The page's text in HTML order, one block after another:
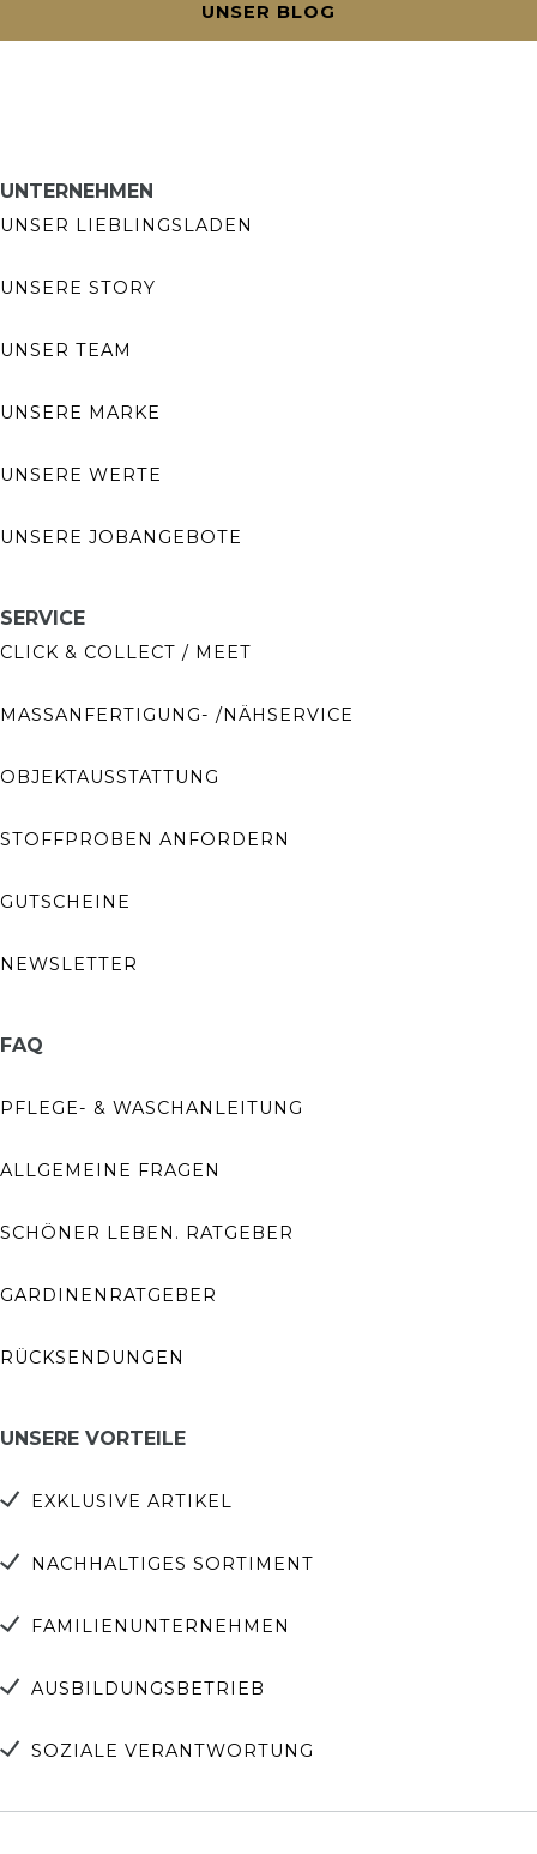
UNSER BLOG
UNTERNEHMEN
UNSER LIEBLINGSLADEN
UNSERE STORY
UNSER TEAM
UNSERE MARKE
UNSERE WERTE
UNSERE JOBANGEBOTE
SERVICE
CLICK & COLLECT / MEET
MASSANFERTIGUNG- /NÄHSERVICE
OBJEKTAUSSTATTUNG
STOFFPROBEN ANFORDERN
GUTSCHEINE
NEWSLETTER
FAQ
PFLEGE- & WASCHANLEITUNG
ALLGEMEINE FRAGEN
SCHÖNER LEBEN. RATGEBER
GARDINENRATGEBER
RÜCKSENDUNGEN
UNSERE VORTEILE
EXKLUSIVE ARTIKEL
NACHHALTIGES SORTIMENT
FAMILIENUNTERNEHMEN
AUSBILDUNGSBETRIEB
SOZIALE VERANTWORTUNG